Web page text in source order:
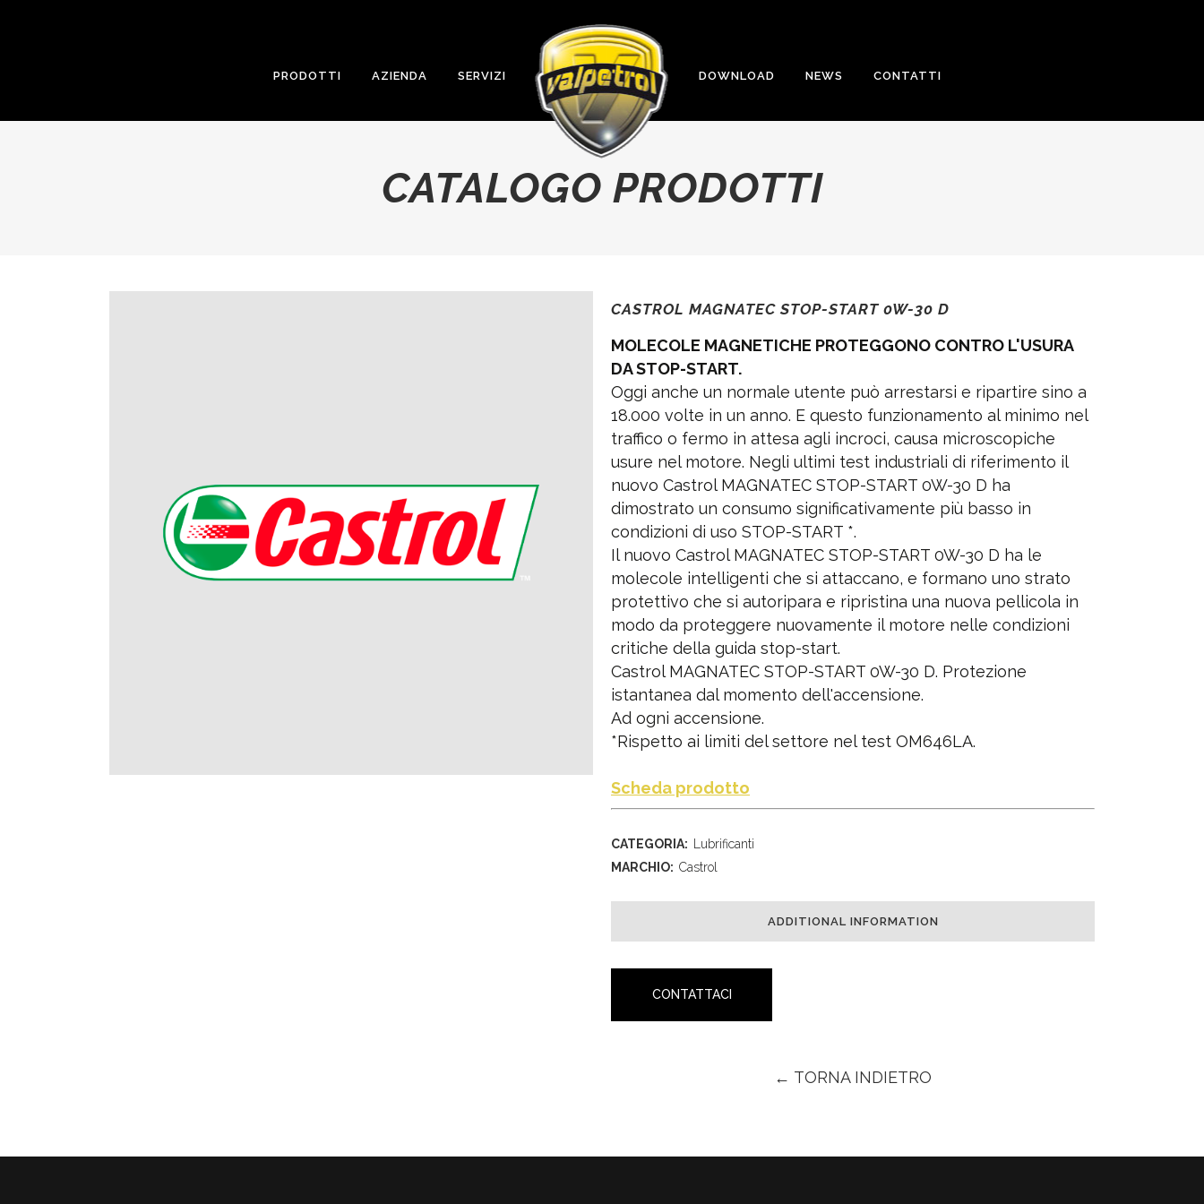
PRODOTTI AZIENDA SERVIZI DOWNLOAD NEWS CONTATTI
CATALOGO PRODOTTI
CASTROL MAGNATEC STOP-START 0W-30 D
MOLECOLE MAGNETICHE PROTEGGONO CONTRO L'USURA
DA STOP-START.
Oggi anche un normale utente può arrestarsi e ripartire sino a
18.000 volte in un anno. E questo funzionamento al minimo nel
traffico o fermo in attesa agli incroci, causa microscopiche
usure nel motore. Negli ultimi test industriali di riferimento il
nuovo Castrol MAGNATEC STOP-START 0W-30 D ha
dimostrato un consumo significativamente più basso in
condizioni di uso STOP-START *.
Il nuovo Castrol MAGNATEC STOP-START 0W-30 D ha le
molecole intelligenti che si attaccano, e formano uno strato
protettivo che si autoripara e ripristina una nuova pellicola in
modo da proteggere nuovamente il motore nelle condizioni
critiche della guida stop-start.
Castrol MAGNATEC STOP-START 0W-30 D. Protezione
istantanea dal momento dell'accensione.
Ad ogni accensione.
*Rispetto ai limiti del settore nel test OM646LA.
Scheda prodotto
CATEGORIA:
Lubrificanti
MARCHIO: Castrol
ADDITIONAL INFORMATION
CONTATTACI
← TORNA INDIETRO